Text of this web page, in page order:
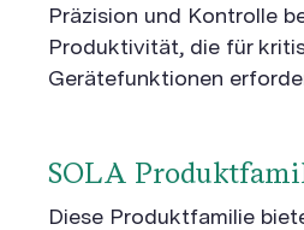
Präzision und Kontrolle
Produktivität, die für
Gerätefunktionen
SOLA
Diese Produktfamilie